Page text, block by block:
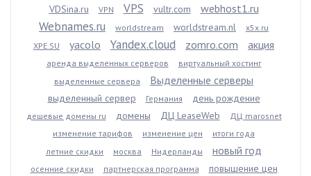
VDSina.ru VPN VPS vultr.com webhost1.ru
Webnames.ru worldstream worldstream.nl
x5x.ru
XPE.SU
yacolo Yandex.cloud zomro.com акция
аренда выделенных серверов
виртуальный хостинг
выделенные сервера
Выделенные серверы
выделенный сервер Германия день рождение
дешевые домены ru домены ДЦ LeaseWeb
ДЦ marosnet
изменение тарифов
изменение цен
итоги года
летние скидки
москва Нидерланды новый год
осенние скидки партнерская программа
повышение цен